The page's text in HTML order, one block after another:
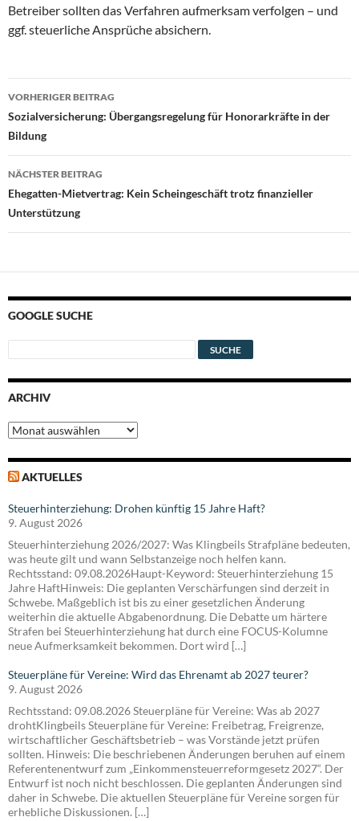
Betreiber sollten das Verfahren aufmerksam verfolgen – und
ggf. steuerliche Ansprüche absichern.
Beitragsnavigation
VORHERIGER BEITRAG
Sozialversicherung: Übergangsregelung für Honorarkräfte in der
Bildung
NÄCHSTER BEITRAG
Ehegatten-Mietvertrag: Kein Scheingeschäft trotz finanzieller
Unterstützung
GOOGLE SUCHE
ARCHIV
Archiv
AKTUELLES
Steuerhinterziehung: Drohen künftig 15 Jahre Haft?
9. August 2026
Steuerhinterziehung 2026/2027: Was Klingbeils Strafpläne bedeuten,
was heute gilt und wann Selbstanzeige noch helfen kann.
Rechtsstand: 09.08.2026Haupt-Keyword: Steuerhinterziehung 15
Jahre HaftHinweis: Die geplanten Verschärfungen sind derzeit in
Schwebe. Maßgeblich ist bis zu einer gesetzlichen Änderung
weiterhin die aktuelle Abgabenordnung. Die Debatte um härtere
Strafen bei Steuerhinterziehung hat durch eine FOCUS-Kolumne
neue Aufmerksamkeit bekommen. Dort wird […]
Steuerpläne für Vereine: Wird das Ehrenamt ab 2027 teurer?
9. August 2026
Rechtsstand: 09.08.2026 Steuerpläne für Vereine: Was ab 2027
drohtKlingbeils Steuerpläne für Vereine: Freibetrag, Freigrenze,
wirtschaftlicher Geschäftsbetrieb – was Vorstände jetzt prüfen
sollten. Hinweis: Die beschriebenen Änderungen beruhen auf einem
Referentenentwurf zum „Einkommensteuerreformgesetz 2027“. Der
Entwurf ist noch nicht beschlossen. Die geplanten Änderungen sind
daher in Schwebe. Die aktuellen Steuerpläne für Vereine sorgen für
erhebliche Diskussionen. […]